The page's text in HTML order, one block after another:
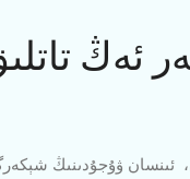
ئەڭ
ئىنسان ۋۇجۇدىنىڭ